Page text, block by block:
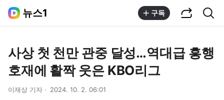
뉴스1 구독
사상 첫 천만 관중 달성…역대급 흥행
호재에 활짝 웃은 KBO리그
이재상 기자 2024. 10. 2. 06:01